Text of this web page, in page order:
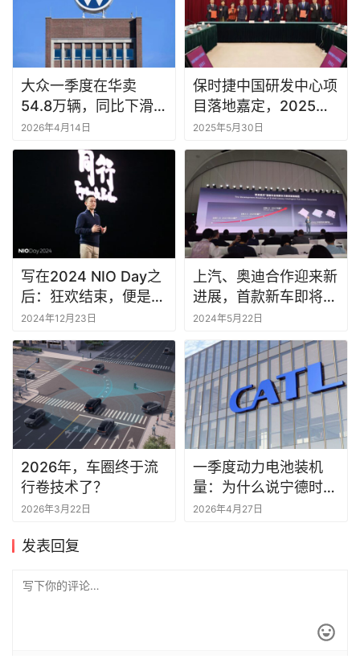
大众一季度在华卖
54.8万辆，同比下滑
14.9%
2026年4月14日
保时捷中国研发中心项
目落地嘉定，2025下
半年启用
2025年5月30日
写在2024 NIO Day之
后：狂欢结束，便是决
战
2024年12月23日
上汽、奥迪合作迎来新
进展，首款新车即将问
世
2024年5月22日
2026年，车圈终于流
行卷技术了？
2026年3月22日
一季度动力电池装机
量：为什么说宁德时代
把汽车行业的钱都赚走
2026年4月27日
发表回复